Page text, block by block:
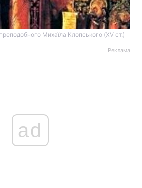
Михаїла Клопського (XV ст.)
Реклама
ad